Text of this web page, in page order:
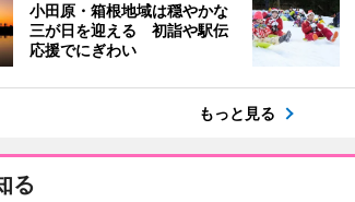
小田原・箱根地域は穏やかな
三が日を迎える 初詣や駅伝
応援でにぎわい
もっと見る
る